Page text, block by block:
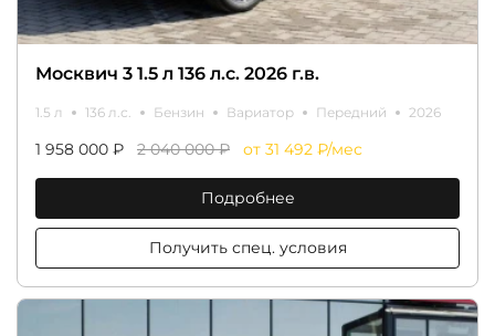
Москвич 3 1.5 л 136 л.с. 2026 г.в.
1.5 л 136 л.с. Бензин Вариатор Передний 2026
1 958 000 ₽ 2 040 000 ₽ от 31 492 ₽/мес
Подробнее
Получить спец. условия